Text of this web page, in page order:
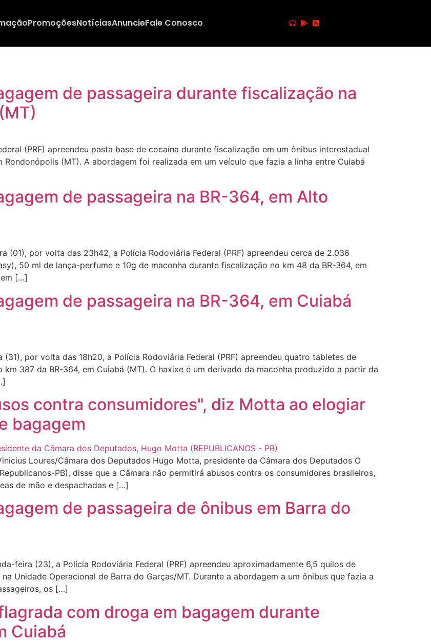
PromoçõesNotíciasAnuncieFale Conosco
de passageira durante fiscalização na
(PRF) apreendeu pasta base de cocaína durante fiscalização em um ônibus interestadual
(MT). A abordagem foi realizada em um veículo que fazia a linha entre Cuiabá
de passageira na BR-364, em Alto
(01), por volta das 23h42, a Polícia Rodoviária Federal (PRF) apreendeu cerca de 2.036
50 ml de lança-perfume e 10g de maconha durante fiscalização no km 48 da BR-364, em
[…]
de passageira na BR-364, em Cuiabá
por volta das 18h20, a Polícia Rodoviária Federal (PRF) apreendeu quatro tabletes de
387 da BR-364, em Cuiabá (MT). O haxixe é um derivado da maconha produzido a partir da
contra consumidores", diz Motta ao elogiar
bagagem
Loures/Câmara dos Deputados Hugo Motta, presidente da Câmara dos Deputados O
PB), disse que a Câmara não permitirá abusos contra os consumidores brasileiros,
de mão e despachadas e […]
de passageira de ônibus em Barra do
feira (23), a Polícia Rodoviária Federal (PRF) apreendeu aproximadamente 6,5 quilos de
Unidade Operacional de Barra do Garças/MT. Durante a abordagem a um ônibus que fazia a
os […]
com droga em bagagem durante
Cuiabá